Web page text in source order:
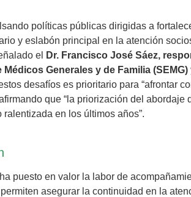
políticas públicas dirigidas a
y eslabón principal en la atención
el
Dr. Francisco José Sáez,
Generales y de Familia
desafíos es prioritario para “afrontar
que “la priorización del
en los últimos años”.
puesto en valor la labor de
asegurar la continuidad en la